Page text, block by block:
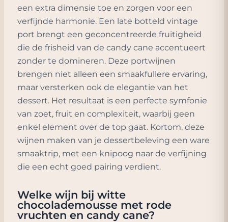
een extra dimensie toe en zorgen voor een
verfijnde harmonie. Een late botteld vintage
port brengt een geconcentreerde fruitigheid
die de frisheid van de candy cane accentueert
zonder te domineren. Deze portwijnen
brengen niet alleen een smaakfullere ervaring,
maar versterken ook de elegantie van het
dessert. Het resultaat is een perfecte symfonie
van zoet, fruit en complexiteit, waarbij geen
enkel element over de top gaat. Kortom, deze
wijnen maken van je dessertbeleving een ware
smaaktrip, met een knipoog naar de verfijning
die een echt goed pairing verdient.
Welke wijn bij witte
chocolademousse met rode
vruchten en candy cane?